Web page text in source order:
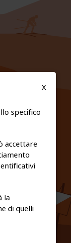
X
specifico
accettare
la
di quelli